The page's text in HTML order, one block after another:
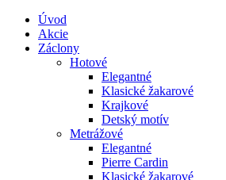
Úvod
Akcie
Záclony
Hotové
Elegantné
Klasické žakarové
Krajkové
Detský motív
Metrážové
Elegantné
Pierre Cardin
Klasické žakarové